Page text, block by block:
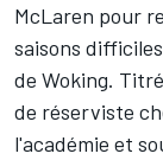
McLaren pour
saisons
de Woking.
de réserviste
l'académie et